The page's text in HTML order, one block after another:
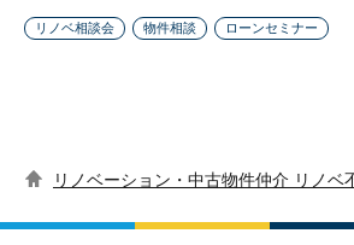
リノベ相談会 物件相談 ローンセミナー
リノベーション・中古物件仲介 リノベ